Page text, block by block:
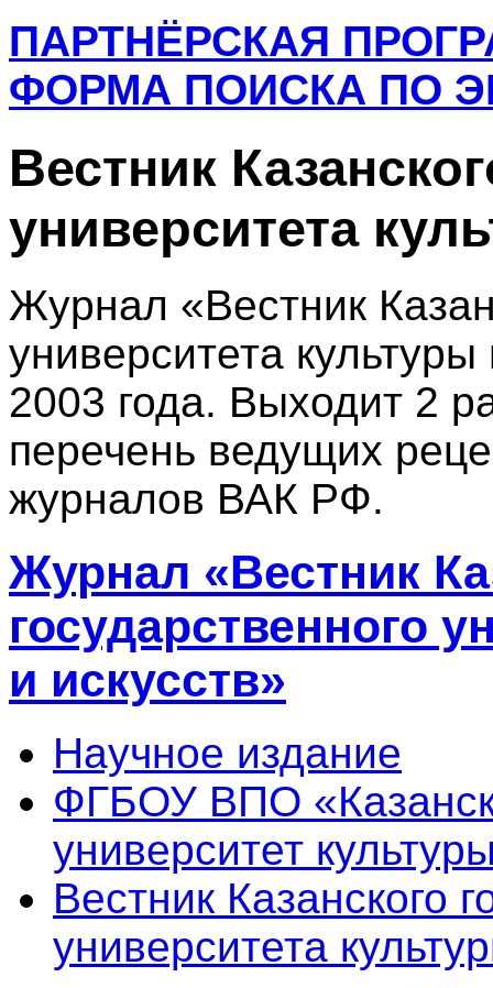
ПАРТНЁРСКАЯ
ФОРМА ПОИСКА ПО
Вестник
университета
Журнал «Вестник
университета
2003 года. Выходит 2
перечень ведущих
журналов ВАК РФ.
Журнал «Вестник
государственного
и искусств»
Научное издание
ФГБОУ ВПО
университет
Вестник Казанского
университета